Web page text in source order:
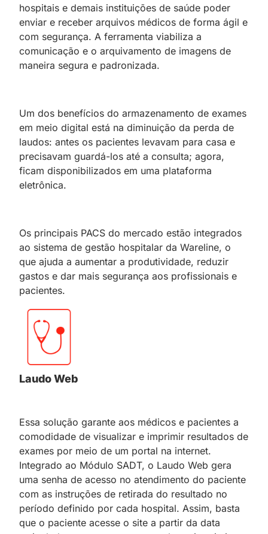
hospitais e demais instituições de saúde poder
enviar e receber arquivos médicos de forma ágil e
com segurança. A ferramenta viabiliza a
comunicação e o arquivamento de imagens de
maneira segura e padronizada.
Um dos benefícios do armazenamento de exames
em meio digital está na diminuição da perda de
laudos: antes os pacientes levavam para casa e
precisavam guardá-los até a consulta; agora,
ficam disponibilizados em uma plataforma
eletrônica.
Os principais PACS do mercado estão integrados
ao sistema de gestão hospitalar da Wareline, o
que ajuda a aumentar a produtividade, reduzir
gastos e dar mais segurança aos profissionais e
pacientes.
Laudo Web
Essa solução garante aos médicos e pacientes a
comodidade de visualizar e imprimir resultados de
exames por meio de um portal na internet.
Integrado ao Módulo SADT, o Laudo Web gera
uma senha de acesso no atendimento do paciente
com as instruções de retirada do resultado no
período definido por cada hospital. Assim, basta
que o paciente acesse o site a partir da data